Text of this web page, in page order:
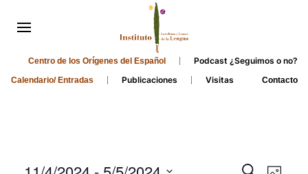
Centro de los Orígenes del Español Podcast ¿Seguimos o no?
Calendario/ Entradas Publicaciones Visitas Contacto
Events